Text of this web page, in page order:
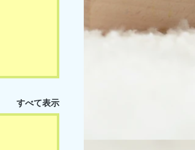
すべて表示